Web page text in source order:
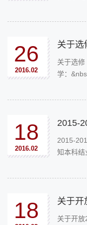
26
2016.02
关于选
学：
18
2016.02
2015-
知本科结
18
关于开